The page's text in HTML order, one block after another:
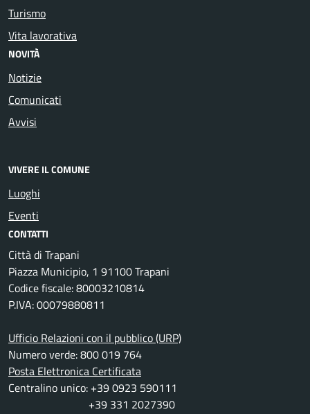
Turismo
Vita lavorativa
NOVITÀ
Notizie
Comunicati
Avvisi
VIVERE IL COMUNE
Luoghi
Eventi
CONTATTI
Città di Trapani
Piazza Municipio, 1 91100 Trapani
Codice fiscale: 80003210814
P.IVA: 00079880811
Ufficio Relazioni con il pubblico (URP)
Numero verde: 800 019 764
Posta Elettronica Certificata
Centralino unico: +39 0923 590111
+39 331 2027390